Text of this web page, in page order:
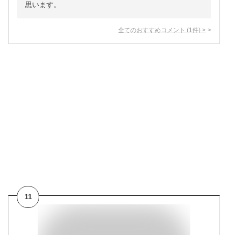
思います。
全てのおすすめコメント (1 件) >
11